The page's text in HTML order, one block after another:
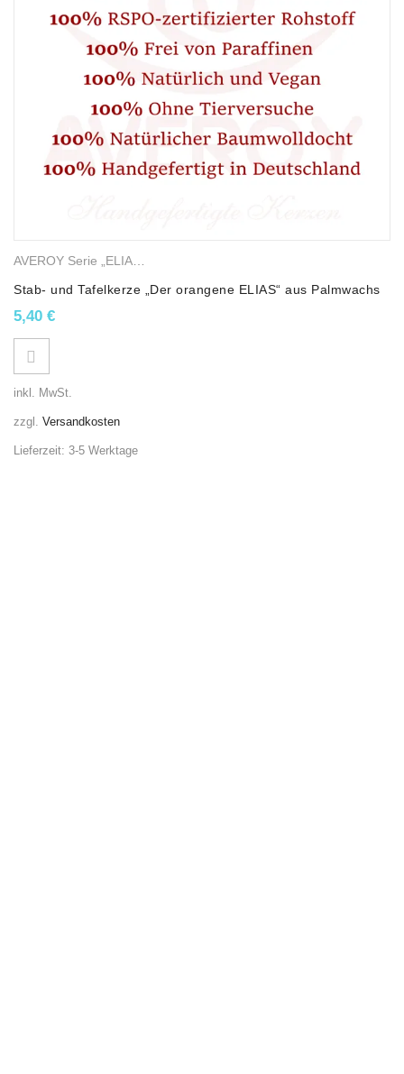
Stab- und Tafelkerze „Der orangene ELIAS“ aus Palmwachs
5,40 €
inkl. MwSt.
zzgl. Versandkosten
Lieferzeit: 3-5 Werktage